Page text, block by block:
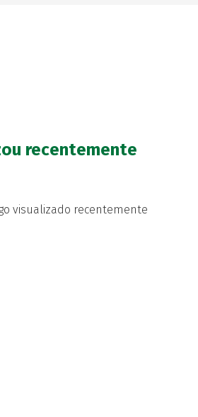
recentemente
visualizado recentemente